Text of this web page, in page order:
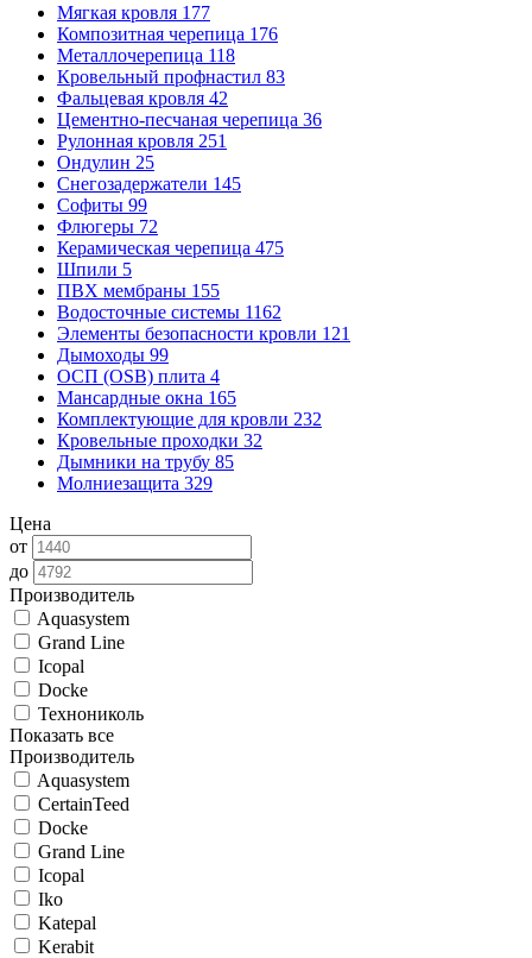
Мягкая кровля 177
Композитная черепица 176
Металлочерепица 118
Кровельный профнастил 83
Фальцевая кровля 42
Цементно-песчаная черепица 36
Рулонная кровля 251
Ондулин 25
Снегозадержатели 145
Софиты 99
Флюгеры 72
Керамическая черепица 475
Шпили 5
ПВХ мембраны 155
Водосточные системы 1162
Элементы безопасности кровли 121
Дымоходы 99
ОСП (OSB) плита 4
Мансардные окна 165
Комплектующие для кровли 232
Кровельные проходки 32
Дымники на трубу 85
Молниезащита 329
Цена
от
до
Производитель
Aquasystem
Grand Line
Icopal
Docke
Технониколь
Показать все
Производитель
Aquasystem
CertainTeed
Docke
Grand Line
Icopal
Iko
Katepal
Kerabit